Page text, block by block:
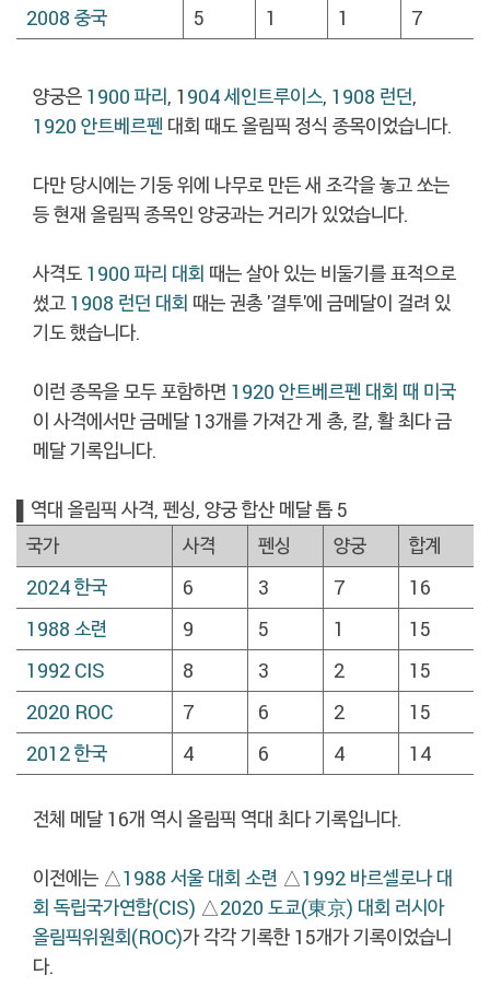
2008 중국
5 1 1 7
양궁은 1900 파리, 1 904 세인트루이스, 1908 런던,
1920 안트베르펜 대회 때도 올림픽 정식 종목이었습니다.
다만 당시에는 기둥 위에 나무로 만든 새 조각을 놓고 쏘는
등 현재 올림픽 종목인 양궁과는 거리가 있었습니다.
사격도 1900 파리 대회 때는 살아 있는 비둘기를 표적으로
썼고 1908 런던 대회 때는 권총 '결투'에 금메달이 걸려 있
기도 했습니다.
이런 종목을 모두 포함하면 1920 안트베르펜 대회 때 미국
이 사격에서만 금메달 13개를 가져간 게 총, 칼, 활 최다 금
메달 기록입니다.
▌역대 올림픽 사격, 펜싱, 양궁 합산 메달 톱 5
국가
사격 펜싱 양궁
합계
2024 한국
6 3 7
16
1988 소련
9 5 1
15
1992 CIS
8 3 2
15
2020 ROC
7 6 2
15
2012 한국
4 6 4 14
전체 메달 16개 역시 올림픽 역대 최다 기록입니다.
이전에는 △1988 서울 대회 소련 △1992 바르셀로나 대
회 독립국가연합(CIS) △2020 도쿄(東京) 대회 러시아
올림픽위원회(ROC)가 각각 기록한 15개가 기록이었습니
다.